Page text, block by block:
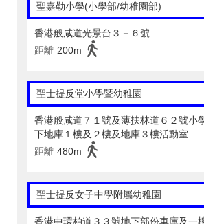
聖嘉勒小學(小學部/幼稚園部)
香港般咸道光景台３－６號
距離 200m
聖士提反堂小學暨幼稚園
香港般咸道７１號及薄扶林道６２號小
下地庫１樓及２樓及地庫３樓活動室
距離 480m
聖士提反女子中學附屬幼稚園
香港中環柏道３３號地下部份車庫及一